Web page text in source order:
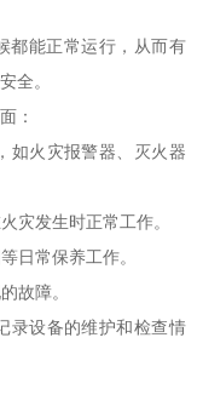
都能正常运行，从而有
全。
：
如火灾报警器、灭火器
灾发生时正常工作。
日常保养工作。
故障。
录设备的维护和检查情